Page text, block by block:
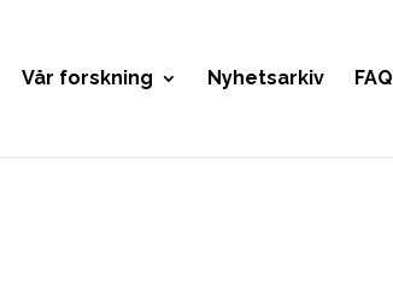
Vår forskning Nyhetsarkiv FAQ